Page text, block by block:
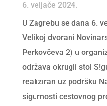
6. veljače 2024.
U Zagrebu se dana 6.
Velikoj dvorani
Perkovčeva 2) u
održava okrugli stol
realiziran uz podršku
sigurnosti cestovnog